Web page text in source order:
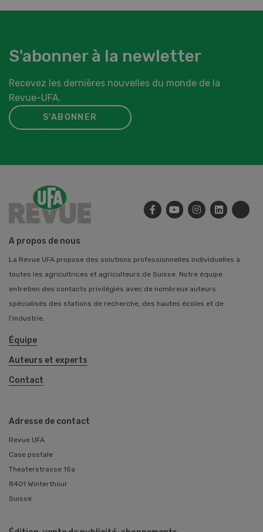
S'abonner à la newletter
Recevez les dernières nouvelles du monde de la
Revue-UFA.
S'ABONNER
A propos de nous
La Revue UFA propose des solutions professionnelles individuelles à
toutes les agricultrices et agriculteurs de Suisse. Notre équipe
entretien des contacts privilégiés avec de nombreux auteurs
spécialisés des stations de recherche, des hautes écoles et de
l’industrie.
Équipe
Auteurs et experts
Contact
Adresse de contact
Revue UFA
Case postale
Theaterstrasse 15a
8401 Winterthour
Suisse